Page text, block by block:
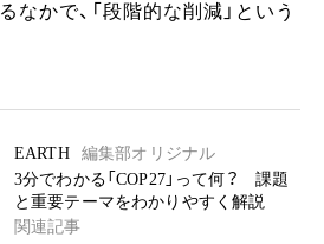
かで、「段階的な削減」という
EARTH
編集部オリジナル
3分でわかる「COP27」って何？ 課題
と重要テーマをわかりやすく解説
関連記事